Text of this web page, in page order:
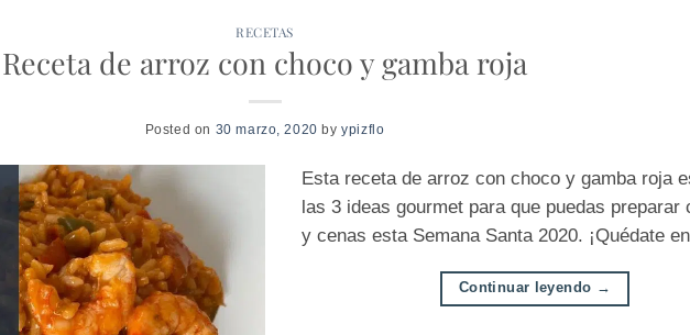
RECETAS
Receta de arroz con choco y gamba roja
Posted on 30 marzo, 2020 byypizflo
Esta receta de arroz con choco y gamba roja
las 3 ideas gourmet para que puedas preparar
y cenas esta Semana Santa 2020. ¡Quédate
Continuar leyendo →